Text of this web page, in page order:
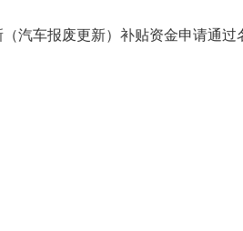
汽车报废更新）补贴资金申请通过